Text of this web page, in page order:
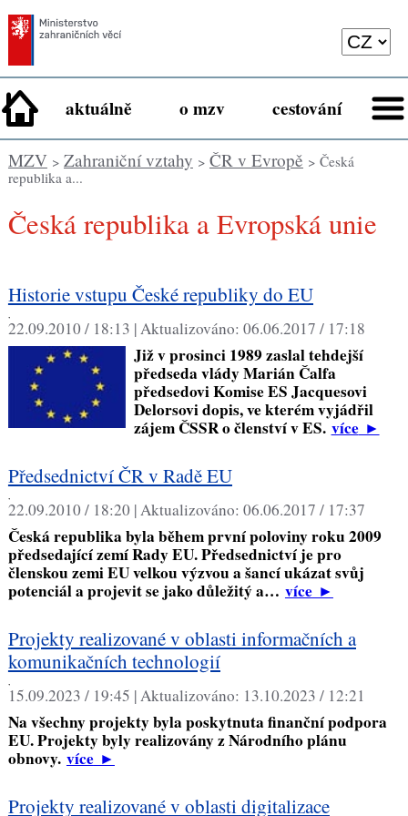
aktuálně o mzv cestování
MZV> Zahraniční vztahy > ČR v Evropě > Česká
republika a...
Česká republika a Evropská unie
Historie vstupu České republiky do EU
,
22.09.2010 / 18:13 |Aktualizováno: 06.06.2017 / 17:18
Již v prosinci 1989 zaslal tehdejší
předseda vlády Marián Čalfa
předsedovi Komise ES Jacquesovi
Delorsovi dopis, ve kterém vyjádřil
zájem ČSSR o členství v ES. více►
Předsednictví ČR v Radě EU
,
22.09.2010 / 18:20 |Aktualizováno: 06.06.2017 / 17:37
Česká republika byla během první poloviny roku 2009
předsedající zemí Rady EU. Předsednictví je pro
členskou zemi EU velkou výzvou a šancí ukázat svůj
potenciál a projevit se jako důležitý a… více►
Projekty realizované v oblasti informačních a
komunikačních technologií
,
15.09.2023 / 19:45 |Aktualizováno: 13.10.2023 / 12:21
Na všechny projekty byla poskytnuta finanční podpora
EU. Projekty byly realizovány z Národního plánu
obnovy. více►
Projekty realizované v oblasti digitalizace